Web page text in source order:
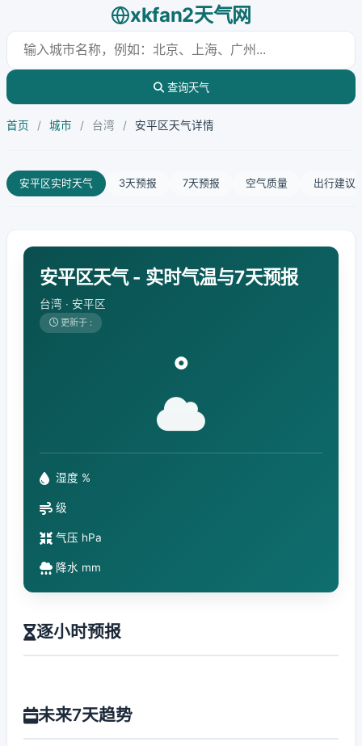
xkfan2天气网
查询天气
首页 / 城市 / 台湾 / 安平区天气详情
安平区实时天气 3天预报 7天预报 空气质量 出行建议
安平区天气 - 实时气温与7天预报
台湾 · 安平区
更新于 :
°
湿度 %
级
气压 hPa
降水 mm
逐小时预报
未来7天趋势